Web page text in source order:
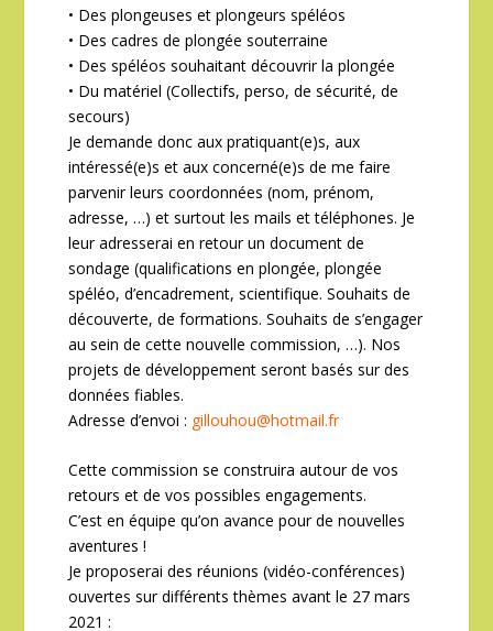
• Des plongeuses et plongeurs spéléos
• Des cadres de plongée souterraine
• Des spéléos souhaitant découvrir la plongée
• Du matériel (Collectifs, perso, de sécurité, de
secours)
Je demande donc aux pratiquant(e)s, aux
intéressé(e)s et aux concerné(e)s de me faire
parvenir leurs coordonnées (nom, prénom,
adresse, …) et surtout les mails et téléphones. Je
leur adresserai en retour un document de
sondage (qualifications en plongée, plongée
spéléo, d’encadrement, scientifique. Souhaits de
découverte, de formations. Souhaits de s’engager
au sein de cette nouvelle commission, …). Nos
projets de développement seront basés sur des
données fiables.
Adresse d’envoi : gillouhou@hotmail.fr
Cette commission se construira autour de vos
retours et de vos possibles engagements.
C’est en équipe qu’on avance pour de nouvelles
aventures !
Je proposerai des réunions (vidéo-conférences)
ouvertes sur différents thèmes avant le 27 mars
2021 :